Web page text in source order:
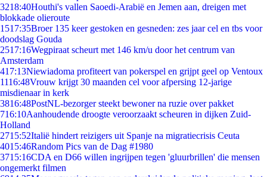
3218:40Houthi's vallen Saoedi-Arabië en Jemen aan, dreigen met
blokkade olieroute
1517:35Broer 135 keer gestoken en gesneden: zes jaar cel en tbs voor
doodslag Gouda
2517:16Wegpiraat scheurt met 146 km/u door het centrum van
Amsterdam
417:13Niewiadoma profiteert van pokerspel en grijpt geel op Ventoux
1116:48Vrouw krijgt 30 maanden cel voor afpersing 12-jarige
misdienaar in kerk
3816:48PostNL-bezorger steekt bewoner na ruzie over pakket
716:10Aanhoudende droogte veroorzaakt scheuren in dijken Zuid-
Holland
2715:52Italië hindert reizigers uit Spanje na migratiecrisis Ceuta
4015:46Random Pics van de Dag #1980
3715:16CDA en D66 willen ingrijpen tegen 'gluurbrillen' die mensen
ongemerkt filmen